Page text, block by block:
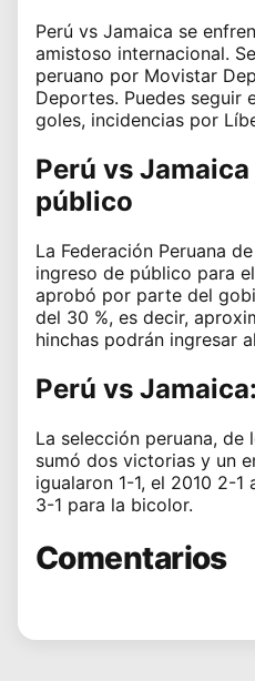
Perú vs Jamaica se
amistoso internacional.
peruano por Movistar
Deportes. Puedes seguir
goles, incidencias por
Perú vs
público
La Federación Peruana
ingreso de público para
aprobó por parte del
del 30 %, es decir,
hinchas podrán ingresar
Perú vs
La selección peruana,
sumó dos victorias y un
igualaron 1-1, el 2010 2-
3-1 para la bicolor.
Comentarios